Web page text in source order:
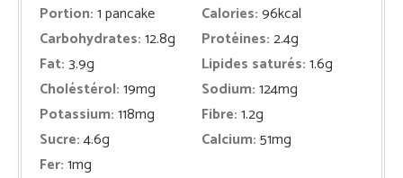
Portion:1pancake Calories:96kcal
Carbohydrates:12.8g Protéines:2.4g
Fat:3.9g Lipides saturés:1.6g
Choléstérol:19mg Sodium:124mg
Potassium:118mg Fibre:1.2g
Sucre:4.6g Calcium:51mg
Fer:1mg